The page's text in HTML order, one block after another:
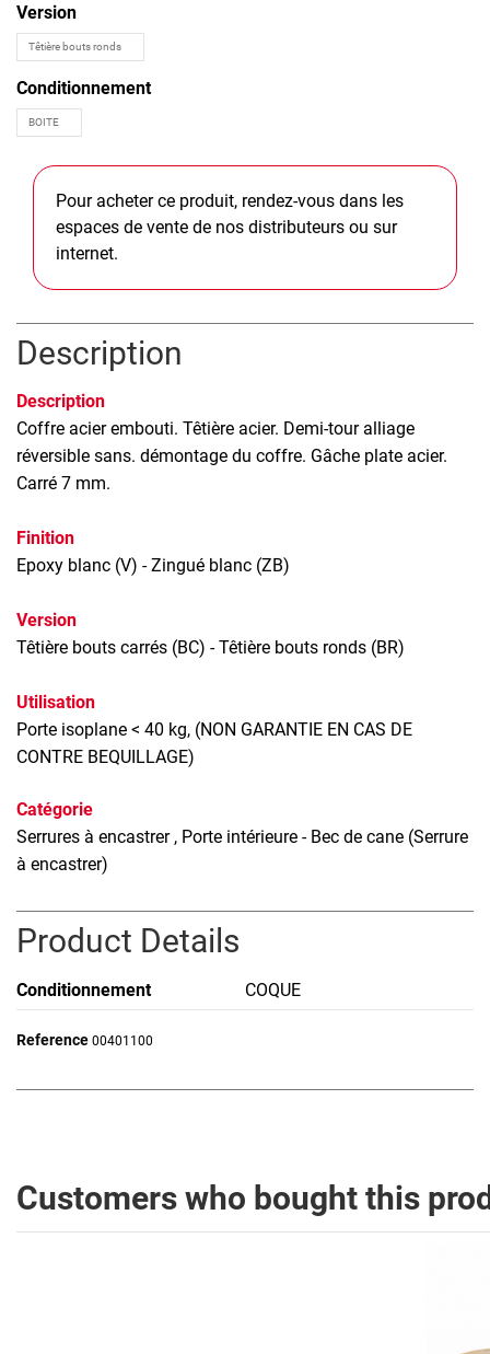
Version
Conditionnement
Pour acheter ce produit, rendez-vous dans les
espaces de vente de nos distributeurs ou sur
internet.
Description
Description
Coffre acier embouti. Têtière acier. Demi-tour alliage
réversible sans. démontage du coffre. Gâche plate acier.
Carré 7 mm.
Finition
Epoxy blanc (V) - Zingué blanc (ZB)
Version
Têtière bouts carrés (BC) - Têtière bouts ronds (BR)
Utilisation
Porte isoplane < 40 kg, (NON GARANTIE EN CAS DE
CONTRE BEQUILLAGE)
Catégorie
Serrures à encastrer , Porte intérieure - Bec de cane (Serrure
à encastrer)
Product Details
Conditionnement COQUE
Reference 00401100
Customers who bought this